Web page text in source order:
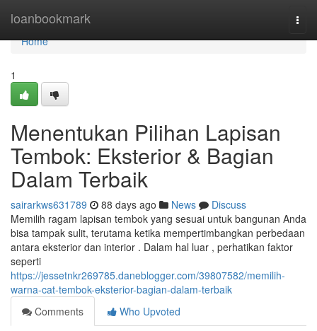
loanbookmark
Home
Home
1
Menentukan Pilihan Lapisan
Tembok: Eksterior & Bagian
Dalam Terbaik
sairarkws631789 88 days ago News
Discuss
Memilih ragam lapisan tembok yang sesuai untuk bangunan Anda
bisa tampak sulit, terutama ketika mempertimbangkan perbedaan
antara eksterior dan interior . Dalam hal luar , perhatikan faktor
seperti
https://jessetnkr269785.daneblogger.com/39807582/memilih-
warna-cat-tembok-eksterior-bagian-dalam-terbaik
Comments
Who Upvoted